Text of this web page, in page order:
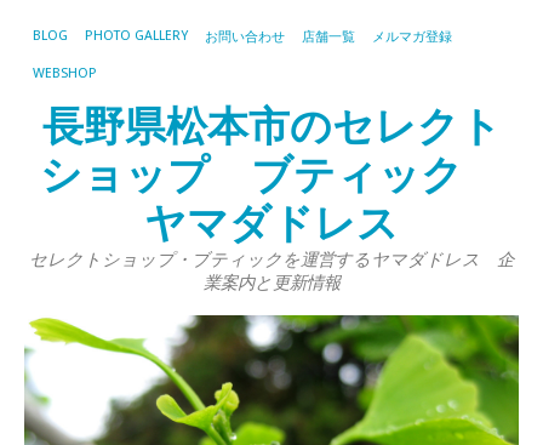
BLOG PHOTO GALLERY お問い合わせ 店舗一覧 メルマガ登録
WEBSHOP
長野県松本市のセレクト
ショップ ブティック
ヤマダドレス
セレクトショップ・ブティックを運営するヤマダドレス 企
業案内と更新情報